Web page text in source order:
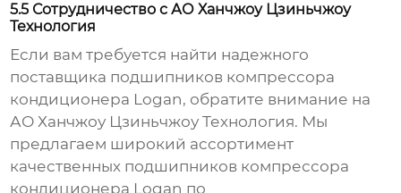
5.5 Сотрудничество с АО Ханчжоу Цзиньчжоу
Технология
Если вам требуется найти надежного
поставщика подшипников компрессора
кондиционера Logan, обратите внимание на
АО Ханчжоу Цзиньчжоу Технология. Мы
предлагаем широкий ассортимент
качественных подшипников компрессора
кондиционера Logan по